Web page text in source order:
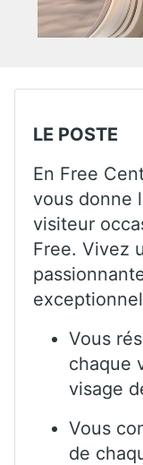
LE POSTE
En Free
vous donne
visiteur
Free. Vivez
Vous
chaque
visage
Vous
de